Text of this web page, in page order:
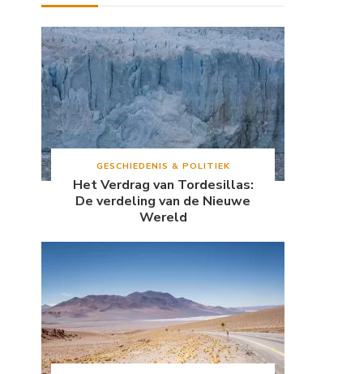
GESCHIEDENIS & POLITIEK
Het Verdrag van Tordesillas:
De verdeling van de Nieuwe
Wereld